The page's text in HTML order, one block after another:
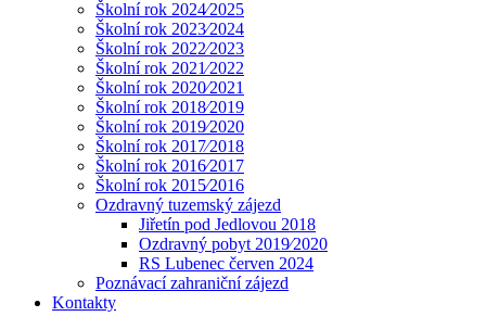
Školní rok 2024⁄2025
Školní rok 2023⁄2024
Školní rok 2022⁄2023
Školní rok 2021⁄2022
Školní rok 2020⁄2021
Školní rok 2018⁄2019
Školní rok 2019⁄2020
Školní rok 2017⁄2018
Školní rok 2016⁄2017
Školní rok 2015⁄2016
Ozdravný tuzemský zájezd
Jiřetín pod Jedlovou 2018
Ozdravný pobyt 2019⁄2020
RS Lubenec červen 2024
Poznávací zahraniční zájezd
Kontakty